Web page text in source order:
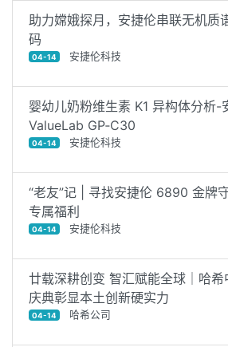
助力嫦娥探月，安捷伦串联无机质
码
04-14 安捷伦科技
婴幼儿奶粉维生素 K1 异构体分析-
ValueLab GP‑C30
04-14 安捷伦科技
“老友”记 | 寻找安捷伦 6890 金牌
专属福利
04-14 安捷伦科技
廿载深耕创变 智汇赋能全球｜哈
庆典彰显本土创新硬实力
04-14 哈希公司